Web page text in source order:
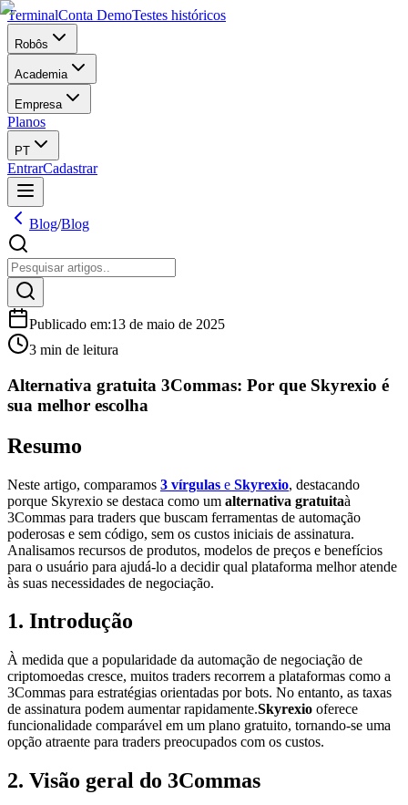
TerminalConta DemoTestes históricos
Robôs
Academia
Empresa
Planos
PT
EntrarCadastrar
Blog/Blog
Publicado em:13 de maio de 2025
3 min de leitura
Alternativa gratuita 3Commas: Por que Skyrexio é
sua melhor escolha
Resumo
Neste artigo, comparamos 3 vírgulas e Skyrexio, destacando
porque Skyrexio se destaca como um alternativa gratuitaà
3Commas para traders que buscam ferramentas de automação
poderosas e sem código, sem os custos iniciais de assinatura.
Analisamos recursos de produtos, modelos de preços e benefícios
para o usuário para ajudá-lo a decidir qual plataforma melhor atende
às suas necessidades de negociação.
1. Introdução
À medida que a popularidade da automação de negociação de
criptomoedas cresce, muitos traders recorrem a plataformas como a
3Commas para estratégias orientadas por bots. No entanto, as taxas
de assinatura podem aumentar rapidamente.Skyrexio oferece
funcionalidade comparável em um plano gratuito, tornando-se uma
opção atraente para traders preocupados com os custos.
2. Visão geral do 3Commas